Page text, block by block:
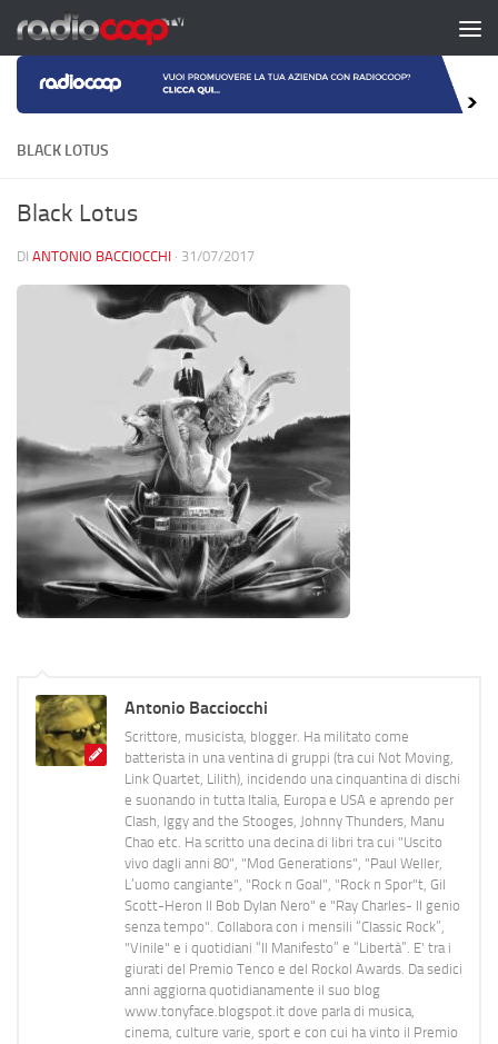
Salta al contenuto
BLACK LOTUS
Black Lotus
DI ANTONIO BACCIOCCHI · 31/07/2017
Antonio Bacciocchi
Scrittore, musicista, blogger. Ha militato come
batterista in una ventina di gruppi (tra cui Not Moving,
Link Quartet, Lilith), incidendo una cinquantina di dischi
e suonando in tutta Italia, Europa e USA e aprendo per
Clash, Iggy and the Stooges, Johnny Thunders, Manu
Chao etc. Ha scritto una decina di libri tra cui "Uscito
vivo dagli anni 80", "Mod Generations", "Paul Weller,
L’uomo cangiante", "Rock n Goal", "Rock n Spor"t, Gil
Scott-Heron Il Bob Dylan Nero" e "Ray Charles- Il genio
senza tempo". Collabora con i mensili “Classic Rock”,
"Vinile" e i quotidiani “Il Manifesto” e “Libertà”. E' tra i
giurati del Premio Tenco e del Rockol Awards. Da sedici
anni aggiorna quotidianamente il suo blog
www.tonyface.blogspot.it dove parla di musica,
cinema, culture varie, sport e con cui ha vinto il Premio